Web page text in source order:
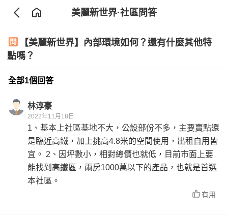
美麗新世界·社區問答
【美麗新世界】內部環境如何？還有什麼其他特
點嗎？
全部1個回答
林淳豪
2022年11月18日
1、基本上社區基地不大，公設部份不多，主要賣點還
是臨近高鐵，加上挑高4.8米的空間使用，出租自用皆
宜。 2、因坪數小，相對總價也就低，目前市面上要
能找到高鐵區，兩房1000萬以下的產品，也就是首選
本社區。
有用